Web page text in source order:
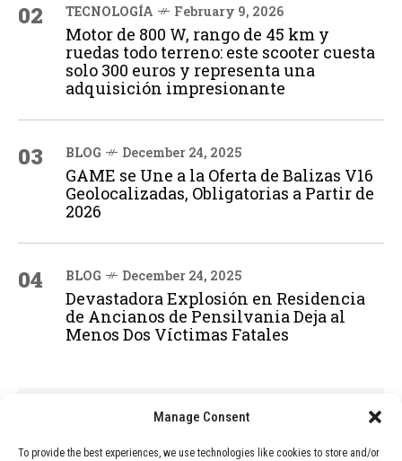
Manage Consent
To provide the best experiences, we use technologies like cookies to store and/or
02 TECNOLOGÍA February 9, 2026
Motor de 800 W, rango de 45 km y
ruedas todo terreno: este scooter cuesta
solo 300 euros y representa una
adquisición impresionante
03 BLOG December 24, 2025
GAME se Une a la Oferta de Balizas V16
Geolocalizadas, Obligatorias a Partir de
2026
04 BLOG December 24, 2025
Devastadora Explosión en Residencia
de Ancianos de Pensilvania Deja al
Menos Dos Víctimas Fatales